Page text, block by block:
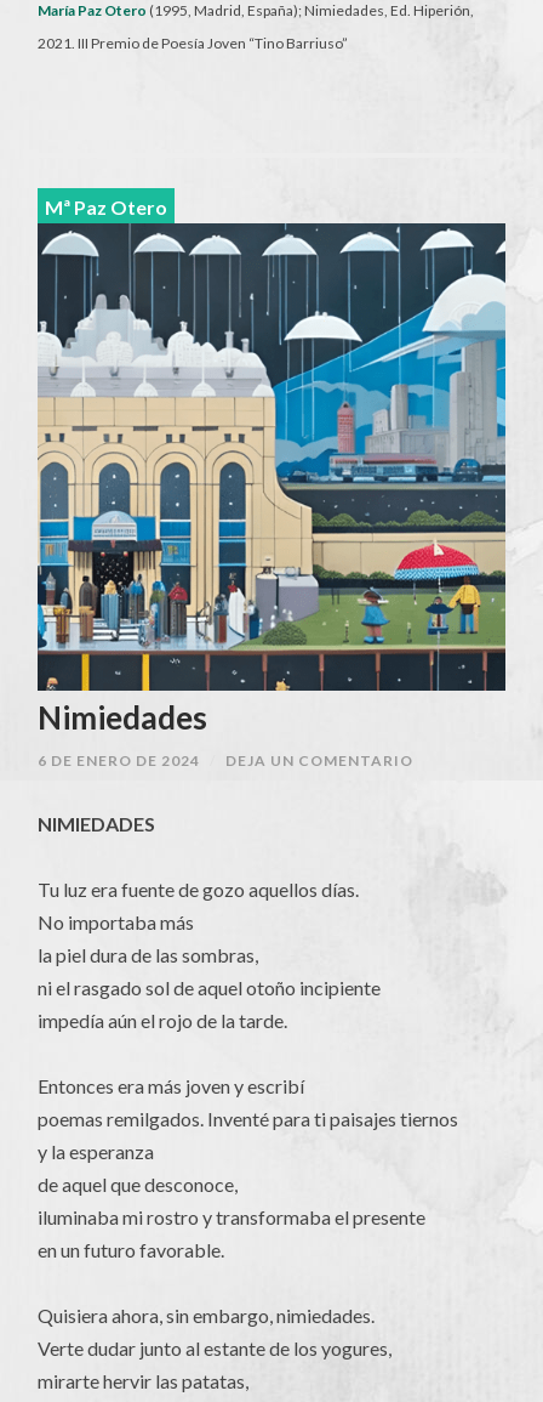
María Paz Otero (1995, Madrid, España); Nimiedades, Ed. Hiperión,
2021. III Premio de Poesía Joven “Tino Barriuso”
Mª Paz Otero
Nimiedades
6 DE ENERO DE 2024 DEJA UN COMENTARIO
NIMIEDADES
Tu luz era fuente de gozo aquellos días.
No importaba más
la piel dura de las sombras,
ni el rasgado sol de aquel otoño incipiente
impedía aún el rojo de la tarde.
Entonces era más joven y escribí
poemas remilgados. Inventé para ti paisajes tiernos
y la esperanza
de aquel que desconoce,
iluminaba mi rostro y transformaba el presente
en un futuro favorable.
Quisiera ahora, sin embargo, nimiedades.
Verte dudar junto al estante de los yogures,
mirarte hervir las patatas,